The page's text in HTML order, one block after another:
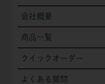
会社概要
商品一覧
クイックオーダー
よくある質問